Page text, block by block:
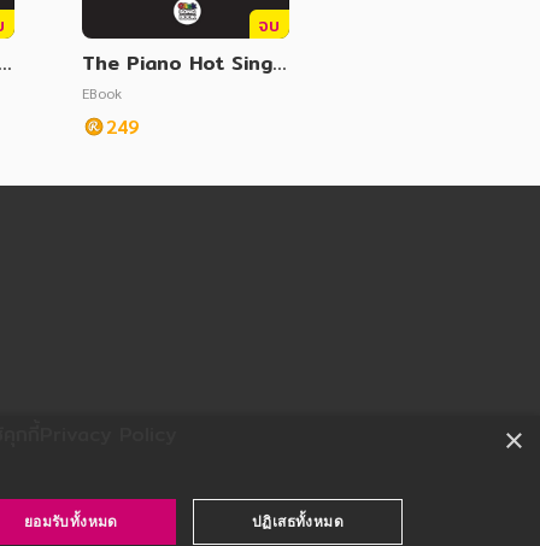
จบ
The Piano Hot Single
Vol. 11
EBook
249
×
ยอมรับทั้งหมด ปฏิเสธทั้งหมด